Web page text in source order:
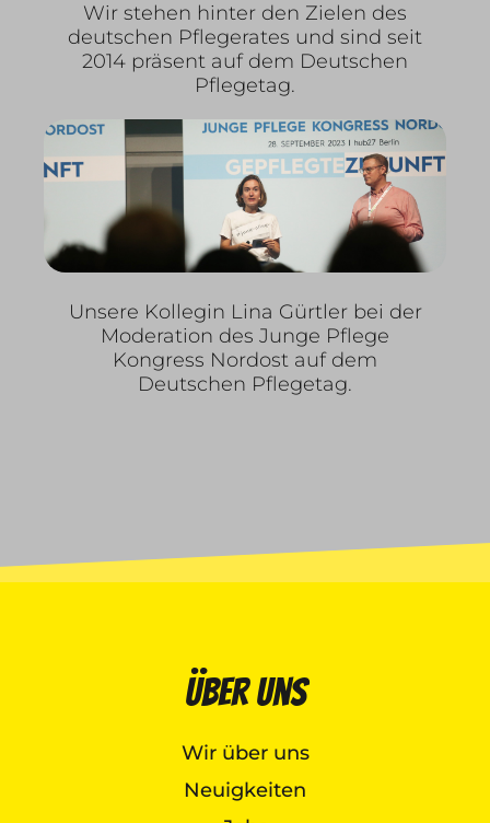
Wir stehen hinter den Zielen des
deutschen Pflegerates und sind seit
2014 präsent auf dem Deutschen
Pflegetag.
Unsere Kollegin Lina Gürtler bei der
Moderation des Junge Pflege
Kongress Nordost auf dem
Deutschen Pflegetag.
Über uns
Wir über uns
Neuigkeiten